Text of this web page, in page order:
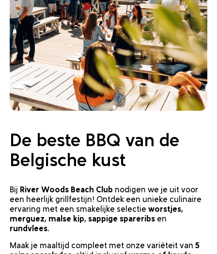
De beste BBQ van de
Belgische kust
Bij River Woods Beach Club nodigen we je uit voor
een heerlijk grillfestijn! Ontdek een unieke culinaire
ervaring met een smakelijke selectie worstjes,
merguez, malse kip, sappige spareribs en
rundvlees.
Maak je maaltijd compleet met onze variëteit van 5